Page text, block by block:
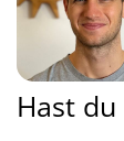
Hast